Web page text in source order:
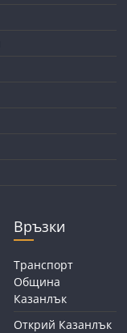
Връзки
Транспорт
Община
Казанлък
Открий Казанлък